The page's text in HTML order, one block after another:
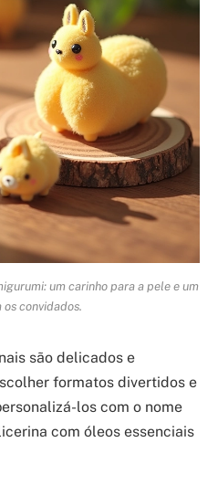
um carinho para a pele e um
os convidados.
são delicados e
formatos divertidos e
los com o nome
com óleos essenciais